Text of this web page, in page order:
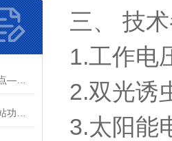
三、 技
1.工作电
2.双光诱
3.太阳能